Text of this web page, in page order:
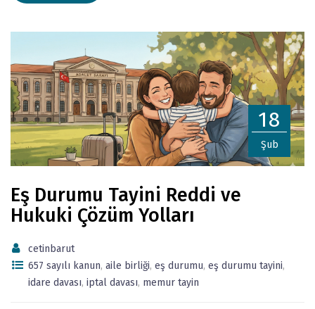
18
Şub
Eş Durumu Tayini Reddi ve
Hukuki Çözüm Yolları
cetinbarut
657 sayılı kanun, aile birliği, eş durumu, eş durumu tayini,
idare davası, iptal davası, memur tayin